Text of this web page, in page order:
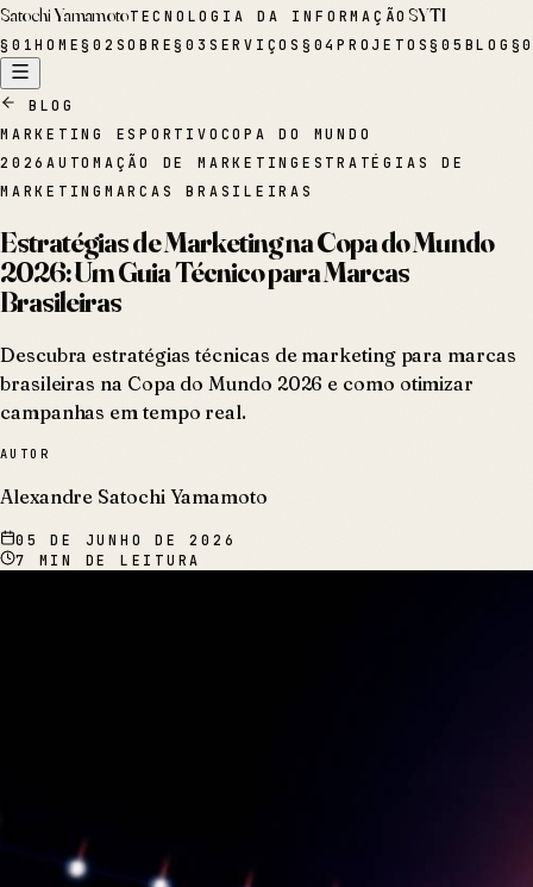
Satochi YamamotoTECNOLOGIA DA INFORMAÇÃOSYTI
§ 01HOME§02 SOBRE§03 SERVIÇOS § 04PROJETOS§05 BLOG §
BLOG
MARKETING ESPORTIVO COPA DO MUNDO
2026AUTOMAÇÃO DE MARKETING ESTRATÉGIAS DE
MARKETING MARCAS BRASILEIRAS
Estratégias de Marketing na Copa do Mundo
2026: Um Guia Técnico para Marcas
Brasileiras
Descubra estratégias técnicas de marketing para marcas
brasileiras na Copa do Mundo 2026 e como otimizar
campanhas em tempo real.
AUTOR
Alexandre Satochi Yamamoto
05 DE JUNHO DE 2026
7
MIN DE LEITURA